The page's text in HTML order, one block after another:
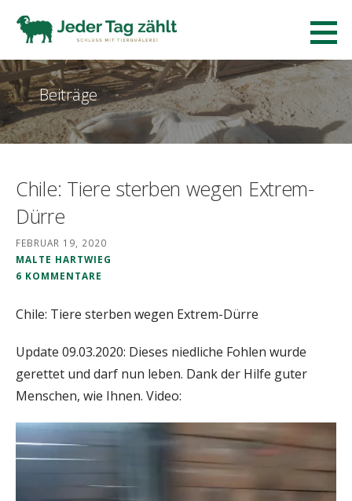
Inhalt
Jeder Tag zaehlt.
Beiträge
Chile: Tiere sterben wegen Extrem-
Dürre
FEBRUAR 19, 2020
MALTE HARTWIEG
6 KOMMENTARE
Chile: Tiere sterben wegen Extrem-Dürre
Update 09.03.2020: Dieses niedliche Fohlen wurde
gerettet und darf nun leben. Dank der Hilfe guter
Menschen, wie Ihnen. Video:
Video-
Player